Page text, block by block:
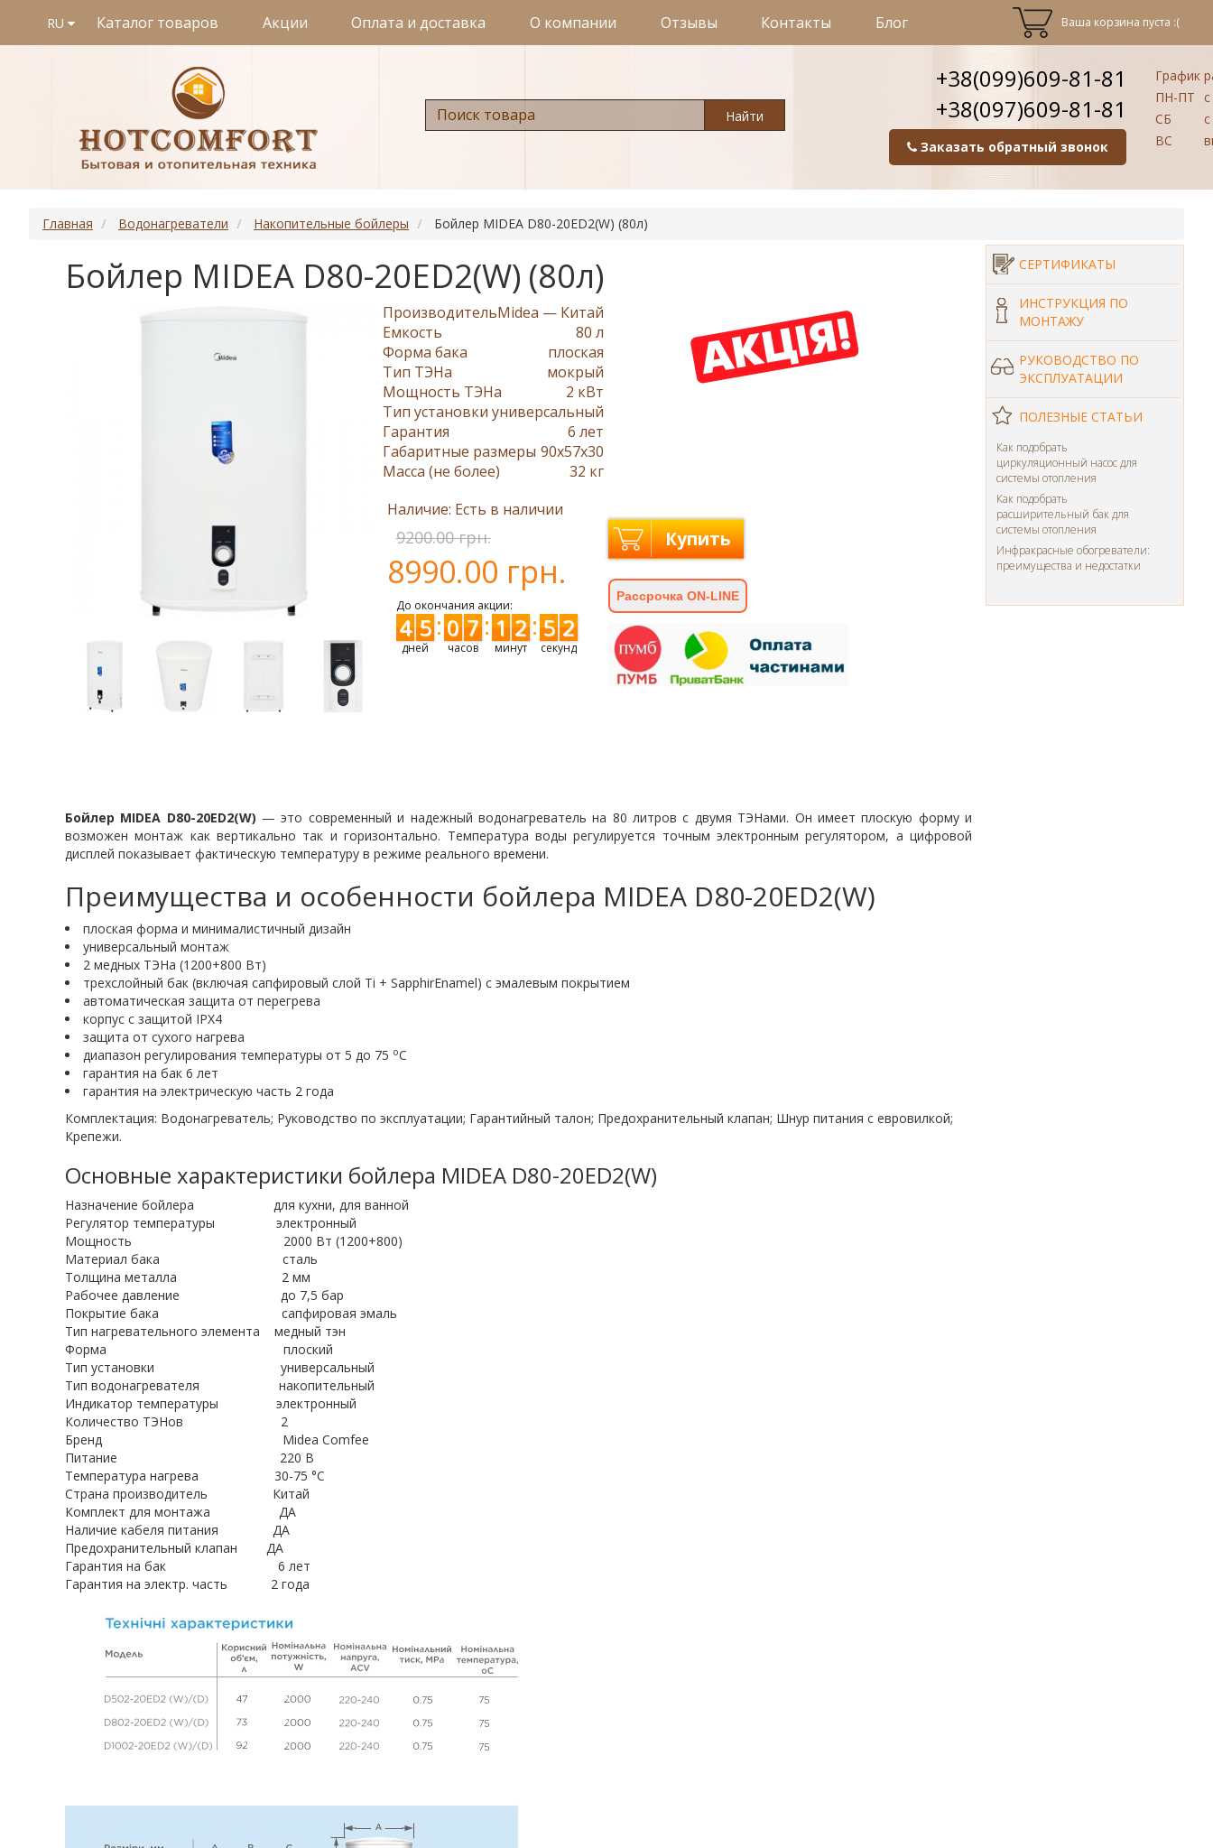
RU Каталог товаров Акции Оплата и доставка О компании Отзывы Контакты Блог Ваша корзина пуста :(
Найти
+38(099)609-81-81
+38(097)609-81-81
Заказать обратный звонок
График
ПН-ПТ
СБ
ВС
Главная Водонагреватели Накопительные бойлеры Бойлер MIDEA D80-20ED2(W) (80л)
Бойлер MIDEA D80-20ED2(W) (80л)
ПроизводительMidea — Китай
Емкость
80 л
Форма бака
плоская
Тип ТЭНа
мокрый
Мощность ТЭНа
2 кВт
Тип установки универсальный
Гарантия
6 лет
Габаритные размеры 90x57x30
Масса (не более)
32 кг
Наличие: Есть в наличии
9200.00 грн.
8990.00 грн.
До окончания акции:
дней
4 5 :
часов
0 7 :
минут
1 2 :
секунд
5 1
2
Купить
Рассрочка ON-LINE
СЕРТИФИКАТЫ
ИНСТРУКЦИЯ ПО
МОНТАЖУ
РУКОВОДСТВО ПО
ЭКСПЛУАТАЦИИ
ПОЛЕЗНЫЕ СТАТЬИ
Как подобрать
циркуляционный насос для
системы отопления
Как подобрать
расширительный бак для
системы отопления
Инфракрасные обогреватели:
преимущества и недостатки
Бойлер MIDEA D80-20ED2(W) — это современный и надежный водонагреватель на 80 литров с двумя ТЭНами. Он имеет плоскую форму и
возможен монтаж как вертикально так и горизонтально. Температура воды регулируется точным электронным регулятором, а цифровой
дисплей показывает фактическую температуру в режиме реального времени.
Преимущества и особенности бойлера MIDEA D80-20ED2(W)
плоская форма и минималистичный дизайн
универсальный монтаж
2 медных ТЭНа (1200+800 Вт)
трехслойный бак (включая сапфировый слой Ti + SapphirEnamel) с эмалевым покрытием
автоматическая защита от перегрева
корпус с защитой IPX4
защита от сухого нагрева
диапазон регулирования температуры от 5 до 75 оС
гарантия на бак 6 лет
гарантия на электрическую часть 2 года
Комплектация: Водонагреватель; Руководство по эксплуатации; Гарантийный талон; Предохранительный клапан; Шнур питания с евровилкой;
Крепежи.
Основные характеристики бойлера MIDEA D80-20ED2(W)
Назначение бойлера для кухни, для ванной
Регулятор температуры электронный
Мощность 2000 Bт (1200+800)
Материал бака сталь
Толщина металла 2 мм
Рабочее давление до 7,5 бар
Покрытие бака сапфировая эмаль
Тип нагревательного элемента медный тэн
Форма плоский
Тип установки универсальный
Тип водонагревателя накопительный
Индикатор температуры электронный
Количество ТЭНов 2
Бренд Midea Comfee
Питание 220 В
Температура нагрева 30-75 °C
Страна производитель Китай
Комплект для монтажа ДА
Наличие кабеля питания ДА
Предохранительный клапан ДА
Гарантия на бак 6 лет
Гарантия на электр. часть 2 года